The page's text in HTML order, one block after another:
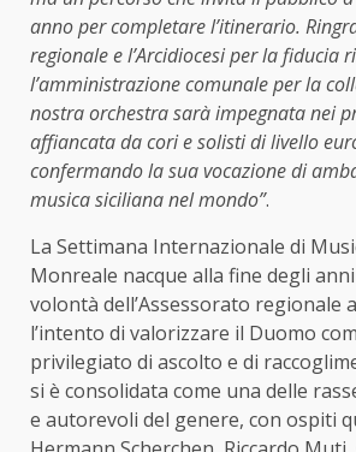
anno per completare l’itinerario.
regionale e l’Arcidiocesi per la fiducia
l’amministrazione comunale per la
nostra orchestra sarà impegnata nei
affiancata da cori e solisti di livello
confermando la sua vocazione di
musica siciliana nel mondo”.
La Settimana Internazionale di
Monreale nacque alla fine degli
volontà dell’Assessorato regionale
l’intento di valorizzare il Duomo
privilegiato di ascolto e di
si è consolidata come una delle
e autorevoli del genere, con ospiti